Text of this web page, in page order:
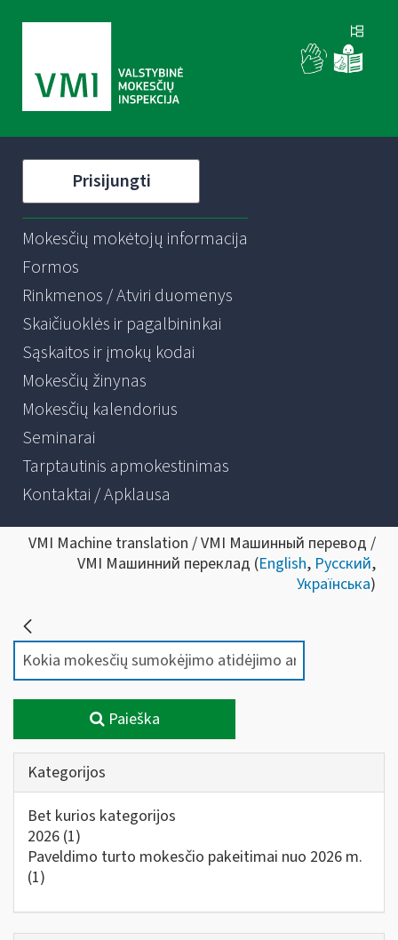
Prisijungti
Mokesčių mokėtojų informacija
Formos
Rinkmenos / Atviri duomenys
Skaičiuoklės ir pagalbininkai
Sąskaitos ir įmokų kodai
Mokesčių žinynas
Mokesčių kalendorius
Seminarai
Tarptautinis apmokestinimas
Kontaktai / Apklausa
VMI Machine translation / VMI Машинный перевод /
VMI Машинний переклад (English, Русский,
Українська)
Paieška
Kategorijos
Bet kurios kategorijos
2026 (1)
Paveldimo turto mokesčio pakeitimai nuo 2026 m.
(1)